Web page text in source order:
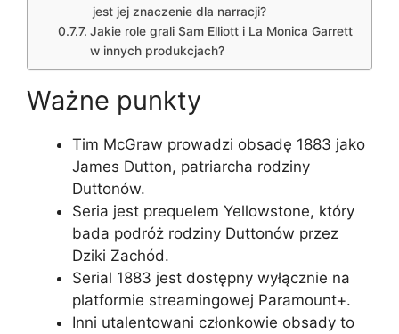
jest jej znaczenie dla narracji?
Jakie role grali Sam Elliott i La Monica Garrett
w innych produkcjach?
Ważne punkty
Tim McGraw prowadzi obsadę 1883 jako
James Dutton, patriarcha rodziny
Duttonów.
Seria jest prequelem Yellowstone, który
bada podróż rodziny Duttonów przez
Dziki Zachód.
Serial 1883 jest dostępny wyłącznie na
platformie streamingowej Paramount+.
Inni utalentowani członkowie obsady to